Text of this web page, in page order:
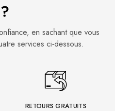
en sachant que vous
services ci-dessous.
RETOURS GRATUITS
passées pendant cette
et expédiées dès notre
pour votre
et votre patience.